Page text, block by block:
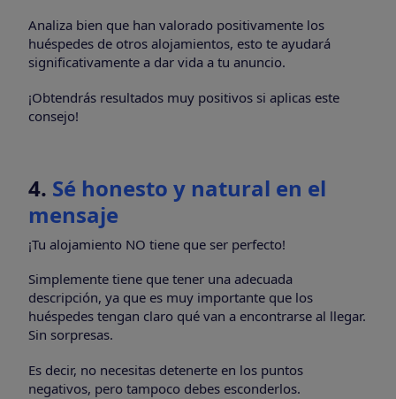
Analiza bien que han valorado positivamente los
huéspedes de otros alojamientos, esto te ayudará
significativamente a dar vida a tu anuncio.
¡Obtendrás resultados muy positivos si aplicas este
consejo!
4. Sé honesto y natural en el
mensaje
¡Tu alojamiento NO tiene que ser perfecto!
Simplemente tiene que tener una adecuada
descripción, ya que es muy importante que los
huéspedes tengan claro qué van a encontrarse al llegar.
Sin sorpresas.
Es decir, no necesitas detenerte en los puntos
negativos, pero tampoco debes esconderlos.